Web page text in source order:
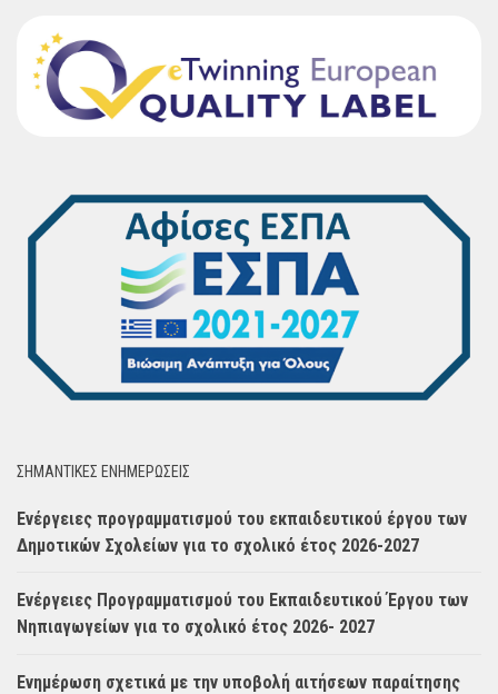
ΣΗΜΑΝΤΙΚΈΣ ΕΝΗΜΈΡΩΣΕΙΣ
Ενέργειες προγραμματισμού του εκπαιδευτικού έργου των
Δημοτικών Σχολείων για το σχολικό έτος 2026-2027
Ενέργειες Προγραμματισμού του Εκπαιδευτικού Έργου των
Νηπιαγωγείων για το σχολικό έτος 2026- 2027
Ενημέρωση σχετικά με την υποβολή αιτήσεων παραίτησης